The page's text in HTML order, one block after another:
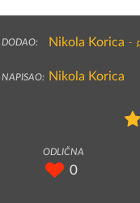
DODAO: Nikola Korica -
NAPISAO: Nikola Korica
0